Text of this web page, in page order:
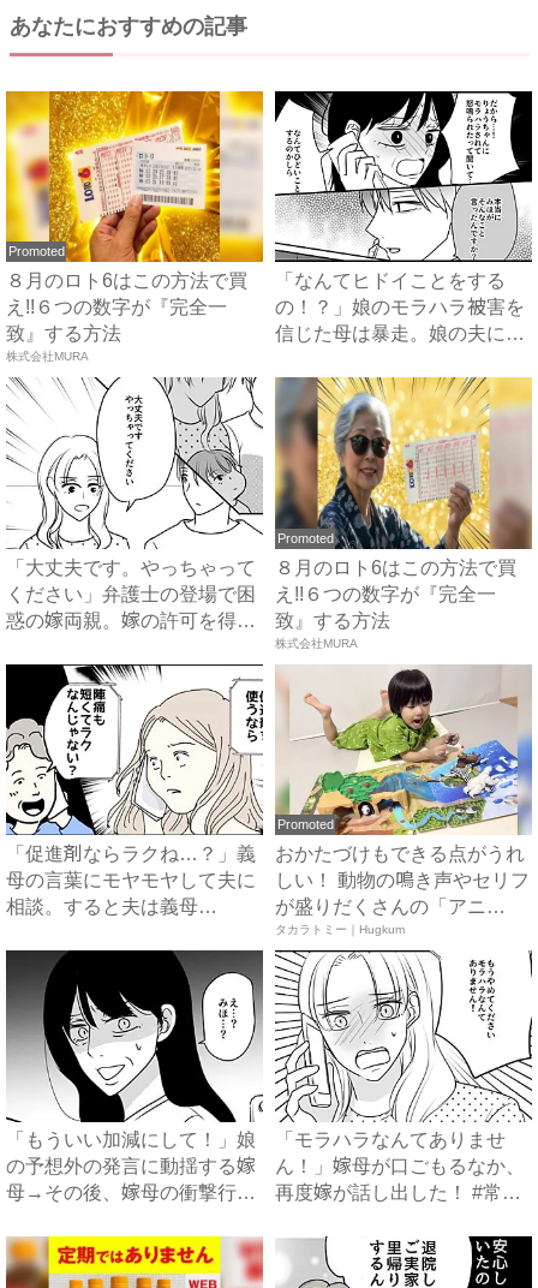
あなたにおすすめの記事
Promoted
８月のロト6はこの方法で買
え!!６つの数字が『完全一
致』する方法
株式会社MURA
「なんてヒドイことをする
の！？」娘のモラハラ被害を
信じた母は暴走。娘の夫に電
「大丈夫です。やっちゃって
ください」弁護士の登場で困
惑の嫁両親。嫁の許可を得た
Promoted
８月のロト6はこの方法で買
え!!６つの数字が『完全一
致』する方法
株式会社MURA
「促進剤ならラクね…？」義
母の言葉にモヤモヤして夫に
相談。すると夫は義母
Promoted
おかたづけもできる点がうれ
しい！ 動物の鳴き声やセリフ
が盛りだくさんの「アニ
ア ...
タカラトミー｜Hugkum
「もういい加減にして！」娘
の予想外の発言に動揺する嫁
母→その後、嫁母の衝撃行動
「モラハラなんてありませ
ん！」嫁母が口ごもるなか、
再度嫁が話し出した！ #常識